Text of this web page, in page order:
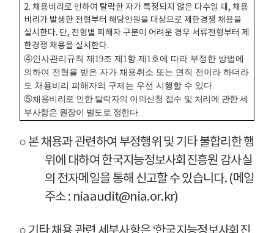
2. 채용비리로 인하여 탈락한 자가 특정되지 않은 다수일 때, 채용
비리가 발생한 전형부터 해당인원을 대상으로 제한경쟁 채용을
실시한다. 단, 전형별 피해자 구분이 어려운 경우 서류전형부터 제
한경쟁 채용을 실시한다.
④인사관리규칙 제19조 제1항 제1호에 따라 부정한 방법에
의하여 전형을 받은 자가 채용취소 또는 면직 전이라 하더라
도 채용비리 피해자의 구제는 우선 시행할 수 있다.
⑤채용비리로 인한 탈락자의 이의신청 접수 및 처리에 관한 세
부사항은 원장이 별도로 정한다.
○ 본 채용과 관련하여 부정행위 및 기타 불합리한 행
위에 대하여 한국지능정보사회진흥원 감사실
의 전자메일을 통해 신고할 수 있습니다. (메일
주소 : niaaudit@nia.or.kr)